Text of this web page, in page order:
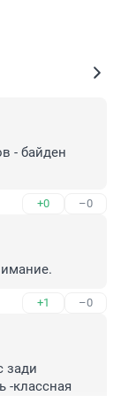
- байден
+0 –0
+1 –0
зади
-классная